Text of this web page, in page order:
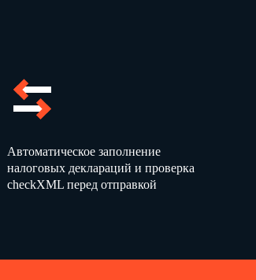
Автоматическое заполнение
налоговых деклараций и проверка
checkXML перед отправкой